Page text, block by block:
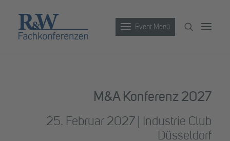
Event Menü
Partner werden
Newsletter
M&A Konferenz 2027
25. Februar 2027 | Industrie Club
Düsseldorf